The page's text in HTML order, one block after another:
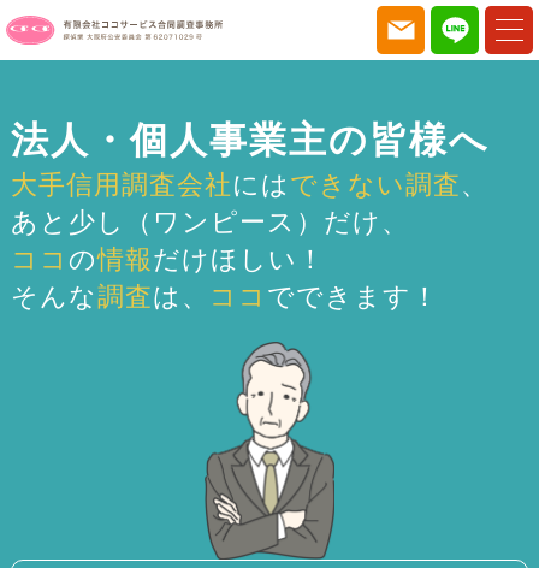
法人・個人事業主の皆様へ
大手信用調査会社には できない調査、
あと少し（ワンピース）だけ、
ココ の情報だけほしい！
そんな調査は、 ココ でできます！